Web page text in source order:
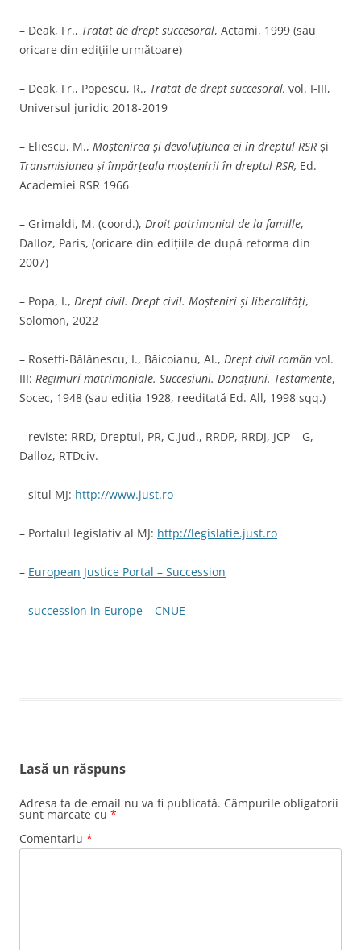
– Deak, Fr., Tratat de drept succesoral, Actami, 1999 (sau
oricare din edițiile următoare)
– Deak, Fr., Popescu, R., Tratat de drept succesoral, vol. I-III,
Universul juridic 2018-2019
– Eliescu, M., Moştenirea şi devoluţiunea ei în dreptul RSR şi
Transmisiunea şi împărţeala moştenirii în dreptul RSR, Ed.
Academiei RSR 1966
– Grimaldi, M. (coord.), Droit patrimonial de la famille,
Dalloz, Paris, (oricare din edițiile de după reforma din
2007)
– Popa, I., Drept civil. Drept civil. Moșteniri și liberalități,
Solomon, 2022
– Rosetti-Bălănescu, I., Băicoianu, Al., Drept civil român vol.
III: Regimuri matrimoniale. Succesiuni. Donaţiuni. Testamente,
Socec, 1948 (sau ediţia 1928, reeditată Ed. All, 1998 sqq.)
– reviste: RRD, Dreptul, PR, C.Jud., RRDP, RRDJ, JCP – G,
Dalloz, RTDciv.
– situl MJ: http://www.just.ro
– Portalul legislativ al MJ: http://legislatie.just.ro
– European Justice Portal – Succession
– succession in Europe – CNUE
Lasă un răspuns
Adresa ta de email nu va fi publicată. Câmpurile obligatorii
sunt marcate cu *
Comentariu *